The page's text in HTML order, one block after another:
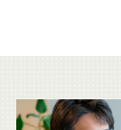
こ